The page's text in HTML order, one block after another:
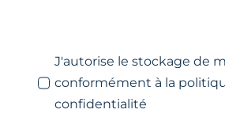
J'autorise le stockage de
conformément à la
confidentialité